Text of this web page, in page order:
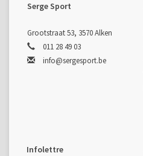
Serge Sport
Grootstraat 53, 3570 Alken
011 28 49 03
info@sergesport.be
Infolettre